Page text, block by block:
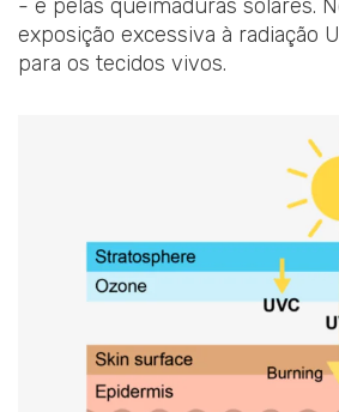
- e pelas queimaduras solares.
exposição excessiva à radiação
para os tecidos vivos.